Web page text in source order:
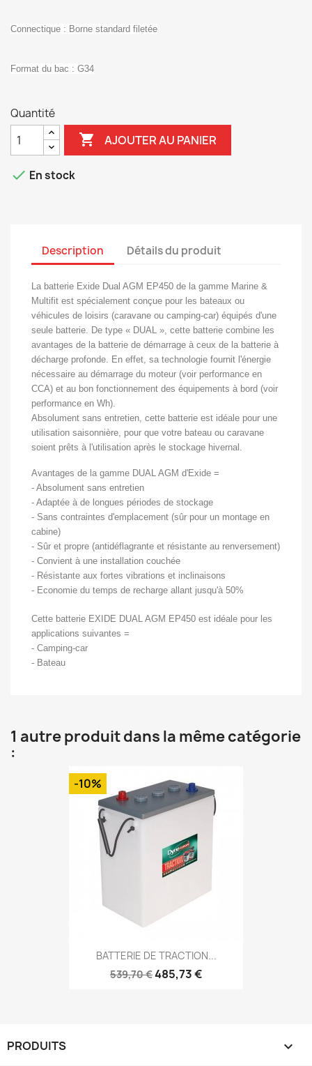
Connectique : Borne standard filetée
Format du bac : G34
Quantité
 AJOUTER AU PANIER
 En stock
Description Détails du produit
La batterie Exide Dual AGM EP450 de la gamme Marine &
Multifit est spécialement conçue pour les bateaux ou
véhicules de loisirs (caravane ou camping-car) équipés d'une
seule batterie. De type « DUAL », cette batterie combine les
avantages de la batterie de démarrage à ceux de la batterie à
décharge profonde. En effet, sa technologie fournit l'énergie
nécessaire au démarrage du moteur (voir performance en
CCA) et au bon fonctionnement des équipements à bord (voir
performance en Wh).
Absolument sans entretien, cette batterie est idéale pour une
utilisation saisonnière, pour que votre bateau ou caravane
soient prêts à l'utilisation après le stockage hivernal.
Avantages de la gamme DUAL AGM d'Exide =
- Absolument sans entretien
- Adaptée à de longues périodes de stockage
- Sans contraintes d'emplacement (sûr pour un montage en
cabine)
- Sûr et propre (antidéflagrante et résistante au renversement)
- Convient à une installation couchée
- Résistante aux fortes vibrations et inclinaisons
- Economie du temps de recharge allant jusqu'à 50%
Cette batterie EXIDE DUAL AGM EP450 est idéale pour les
applications suivantes =
- Camping-car
- Bateau
1 autre produit dans la même catégorie
:
BATTERIE DE TRACTION...
539,70 €485,73 €
-10%
PRODUITS 